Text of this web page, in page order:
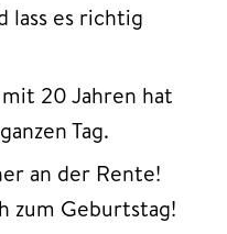
lass es richtig
20 Jahren hat
Tag.
an der Rente!
zum Geburtstag!